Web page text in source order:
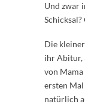
Und zwar
Schicksal?
Die
ihr Abitur,
von Mama
ersten
natürlich